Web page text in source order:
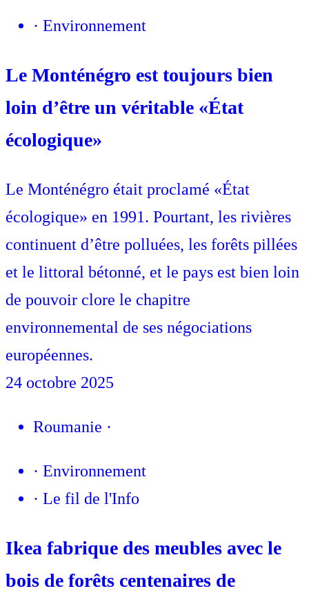
· Environnement
Le Monténégro est toujours bien
loin d’être un véritable «État
écologique»
Le Monténégro était proclamé «État
écologique» en 1991. Pourtant, les rivières
continuent d’être polluées, les forêts pillées
et le littoral bétonné, et le pays est bien loin
de pouvoir clore le chapitre
environnemental de ses négociations
européennes.
24 octobre 2025
Roumanie ·
· Environnement
· Le fil de l'Info
Ikea fabrique des meubles avec le
bois de forêts centenaires de